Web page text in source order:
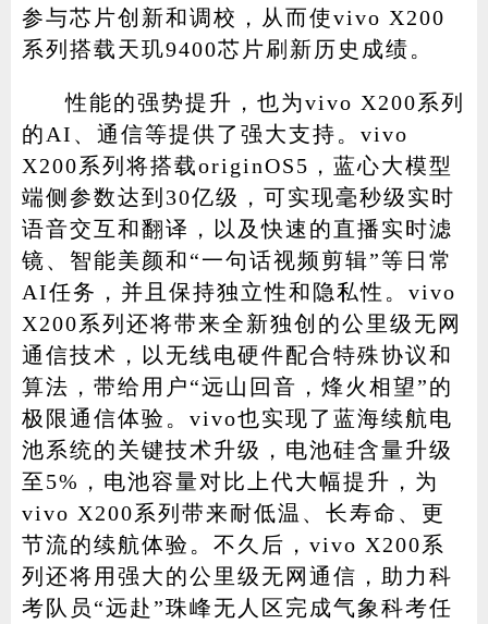
参与芯片创新和调校，从而使vivo X200
系列搭载天玑9400芯片刷新历史成绩。
性能的强势提升，也为vivo X200系列
的AI、通信等提供了强大支持。vivo
X200系列将搭载originOS5，蓝心大模型
端侧参数达到30亿级，可实现毫秒级实时
语音交互和翻译，以及快速的直播实时滤
镜、智能美颜和“一句话视频剪辑”等日常
AI任务，并且保持独立性和隐私性。vivo
X200系列还将带来全新独创的公里级无网
通信技术，以无线电硬件配合特殊协议和
算法，带给用户“远山回音，烽火相望”的
极限通信体验。vivo也实现了蓝海续航电
池系统的关键技术升级，电池硅含量升级
至5%，电池容量对比上代大幅提升，为
vivo X200系列带来耐低温、长寿命、更
节流的续航体验。不久后，vivo X200系
列还将用强大的公里级无网通信，助力科
考队员“远赴”珠峰无人区完成气象科考任